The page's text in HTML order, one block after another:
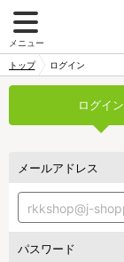
メニュー
トップ ログイン
ログイン
メールアドレス
パスワード